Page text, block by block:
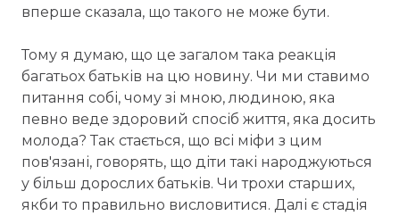
вперше сказала, що такого не може бути.
Тому я думаю, що це загалом така реакція
багатьох батьків на цю новину. Чи ми ставимо
питання собі, чому зі мною, людиною, яка
певно веде здоровий спосіб життя, яка досить
молода? Так стається, що всі міфи з цим
пов'язані, говорять, що діти такі народжуються
у більш дорослих батьків. Чи трохи старших,
якби то правильно висловитися. Далі є стадія